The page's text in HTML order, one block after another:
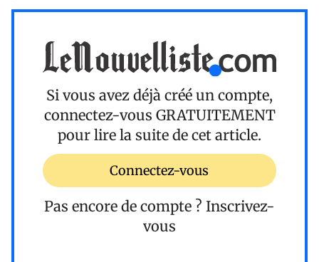
Si vous avez déjà créé un compte,
connectez-vous GRATUITEMENT
pour lire la suite de cet article.
Connectez-vous
Pas encore de compte ? Inscrivez-
vous